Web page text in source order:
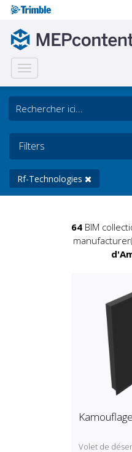
Toggle
navigation
Filters
Rf-Technologies
64BIM
Volet de